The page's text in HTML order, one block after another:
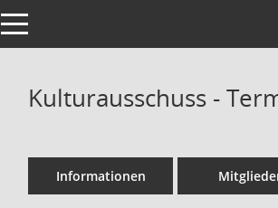
Toggle navigation
Kulturausschuss -
Informationen